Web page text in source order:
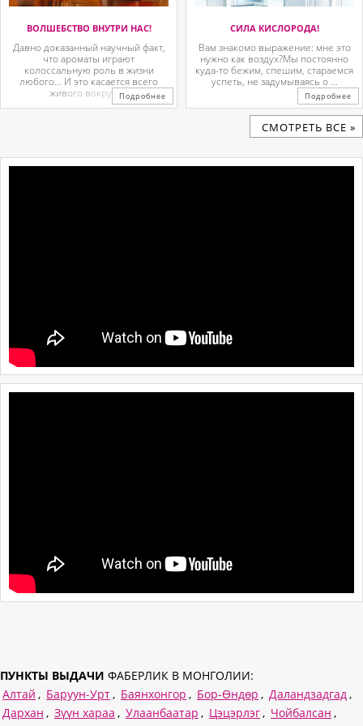
ВОЛШЕБСТВО ВНУТРИ НАС!
Давно доказанный научный факт,
что ароматы играют
колоссальную роль в жизни
любого… И это касается всего
живого вокруг. ...Подробнее
СИЛА КИСЛОРОДА!
Вам знакомо выражение: мне это
нужно как воздух?Мы постоянно
куда-то бежим, спешим, стараемся
успеть, не задумываясь о ...
Подробнее
CМОТРЕТЬ ВСЕ »
ПУНКТЫ ВЫДАЧИ ФАБЕРЛИК В МОНГОЛИИ:
Алтай , Баруун-Урт , Баянхонгор , Бор-Өндөр , Даландзадгад ,
Дархан , Зүүн хараа , Улаанбаатар , Цэцэрлэг , Чойбалсан ,